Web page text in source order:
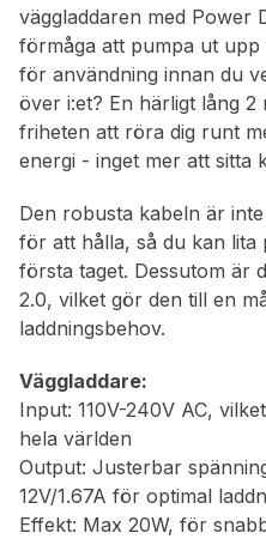
väggladdaren med Power
förmåga att pumpa ut
för användning innan du
över i:et? En härligt lång 2
friheten att röra dig runt
energi - inget mer att sitta
Den robusta kabeln är
för att hålla, så du kan lita
första taget. Dessutom är
2.0, vilket gör den till en
laddningsbehov.
Väggladdare:
Input: 110V-240V AC,
hela världen
Output: Justerbar
12V/1.67A för optimal
Effekt: Max 20W, för